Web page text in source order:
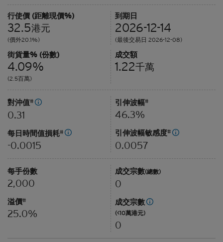
行使價 (距離現價%)
32.5港元
(價外20.1%)
到期日
2026-12-14
(最後交易日 2026-12-08)
街貨量% (份數)
4.09%
(2.5百萬)
成交額
1.22千萬
對沖值#
0.31
每日時間值損耗#
-0.0015
引伸波幅#
46.3%
引伸波幅敏感度#
0.0057
每手份數
2,000
溢價#
25.0%
成交宗數(總數)
0
成交宗數
(<10萬港元)
0